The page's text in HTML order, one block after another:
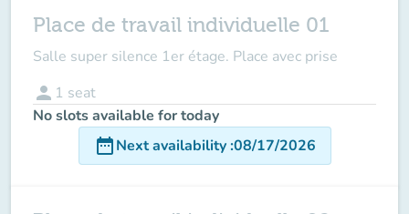
Place de travail individuelle 01
Salle super silence 1er étage. Place avec prise
person 1 seat
No slots available for today
date_rangeNext availability:08/17/2026